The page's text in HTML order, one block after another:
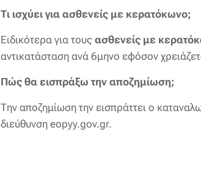
Τι ισχύει για ασθενείς με κερατόκωνο;
Ειδικότερα για τους ασθενείς με
αντικατάσταση ανά 6μηνο εφόσον
Πώς θα εισπράξω την αποζημίωση;
Την αποζημίωση την εισπράττει ο
διεύθυνση eopyy.gov.gr.